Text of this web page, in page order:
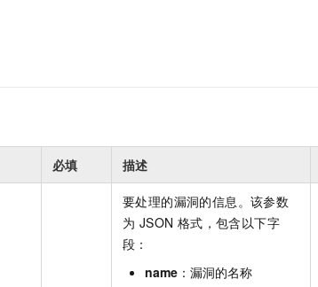
必填 描述
要处理的漏洞的信息。该参数
为 JSON 格式，包含以下字
段：
name ：漏洞的名称
灵活可视化地构建企业级 Agent
人工智能平台 PAI
AI Native 的算法工程平台，一站式完成建模、训练、推理服务部署
秒悟
云端极速 AI
广告营销
定制小程序
APP 开发
建站系统